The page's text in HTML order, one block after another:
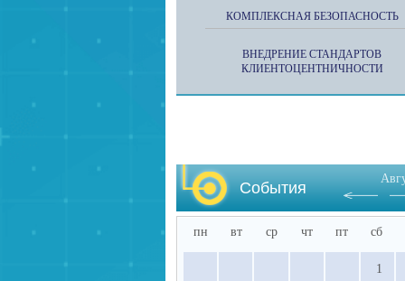
КОМПЛЕКСНАЯ БЕЗОПАСНОСТЬ
ВНЕДРЕНИЕ СТАНДАРТОВ
КЛИЕНТОЦЕНТНИЧНОСТИ
События
пн вт ср чт пт сб
1